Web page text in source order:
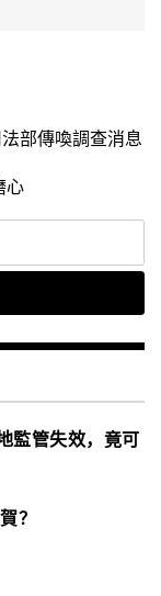
部傳喚調查消息
心
監管失效，竟可
？